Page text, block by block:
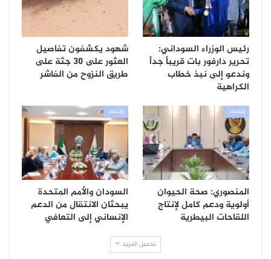
رئيس الوزراء السوداني:
تحرير دارفور بات قريباً جداً
وندعو إلى نبذ خطاب
الكراهية
شهود يكشفون تفاصيل
العثور على 30 جثة على
طريق النزوح من الفاشر
إقتصاد
المنصوري: صحة الحيوان
أولوية ودعم كامل لإنتاج
اللقاحات البيطرية
إقتصاد
السودان والأمم المتحدة
يبحثان الانتقال من الدعم
الإنساني إلى التعافي
تحميل المزيد